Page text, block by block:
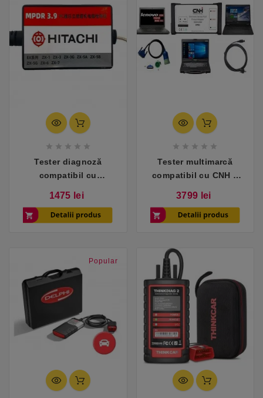
    
Tester diagnoză
compatibil cu
1475 lei
    
Tester multimarcă
compatibil cu CNH –
3799 lei
Popular